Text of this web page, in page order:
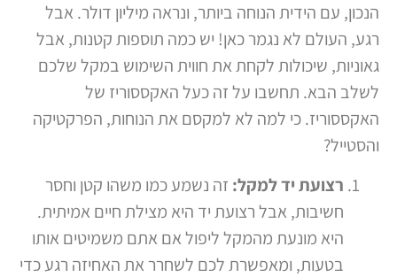
הנכון, עם הידית הנוחה ביותר, ונראה מיליון דולר. אבל
רגע, העולם לא נגמר כאן! יש כמה תוספות קטנות, אבל
גאוניות, שיכולות לקחת את חווית השימוש במקל שלכם
לשלב הבא. תחשבו על זה כעל האקססוריז של
האקססוריז. כי למה לא למקסם את הנוחות, הפרקטיקה
והסטייל?
רצועת יד למקל:זה נשמע כמו משהו קטן וחסר
חשיבות, אבל רצועת יד היא מצילת חיים אמיתית.
היא מונעת מהמקל ליפול אם אתם משמיטים אותו
בטעות, ומאפשרת לכם לשחרר את האחיזה רגע כדי